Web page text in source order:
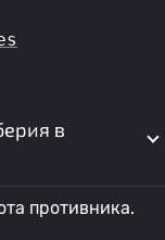
в
противника.